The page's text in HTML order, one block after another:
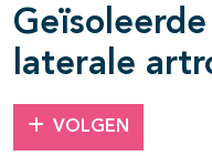
laterale
VOLGEN
openklappen